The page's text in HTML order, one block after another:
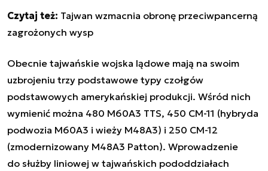
Czytaj też: Tajwan wzmacnia obronę przeciwpancerną
zagrożonych wysp
Obecnie tajwańskie wojska lądowe mają na swoim
uzbrojeniu trzy podstawowe typy czołgów
podstawowych amerykańskiej produkcji. Wśród nich
wymienić można 480 M60A3 TTS, 450 CM-11 (hybryda
podwozia M60A3 i wieży M48A3) i 250 CM-12
(zmodernizowany M48A3 Patton). Wprowadzenie
do służby liniowej w tajwańskich pododdziałach